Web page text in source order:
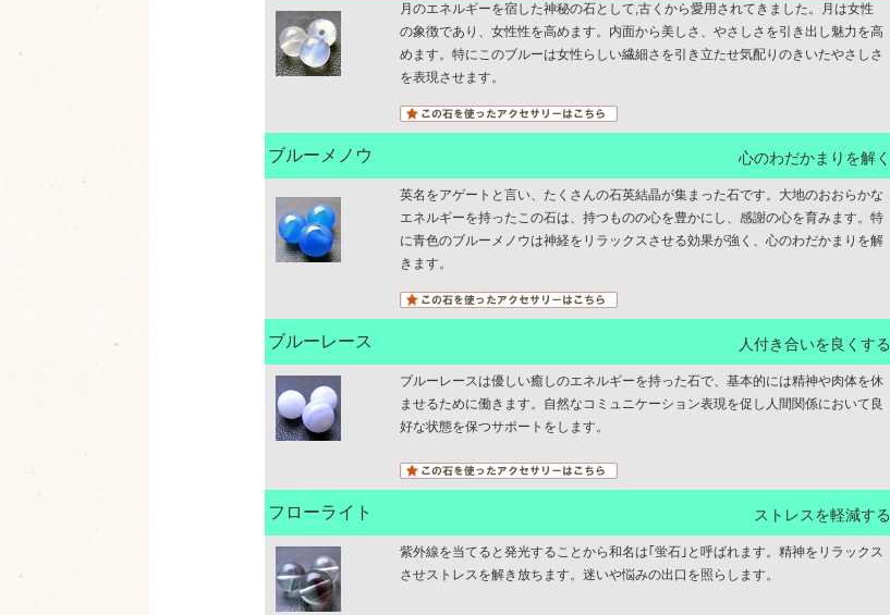
月のエネルギーを宿した神秘の石として,古くから愛用されてきました。月は女性
の象徴であり、女性性を高めます。内面から美しさ、やさしさを引き出し魅力を高
めます。特にこのブルーは女性らしい繊細さを引き立たせ気配りのきいたやさしさ
を表現させます。
ブルーメノウ 心のわだかまりを解く
英名をアゲートと言い、たくさんの石英結晶が集まった石です。大地のおおらかな
エネルギーを持ったこの石は、持つものの心を豊かにし、感謝の心を育みます。特
に青色のブルーメノウは神経をリラックスさせる効果が強く、心のわだかまりを解
きます。
ブルーレース 人付き合いを良くする
ブルーレースは優しい癒しのエネルギーを持った石で、基本的には精神や肉体を休
ませるために働きます。自然なコミュニケーション表現を促し人間関係において良
好な状態を保つサポートをします。
フローライト ストレスを軽減する
紫外線を当てると発光することから和名は｢蛍石｣と呼ばれます。精神をリラックス
させストレスを解き放ちます。迷いや悩みの出口を照らします。